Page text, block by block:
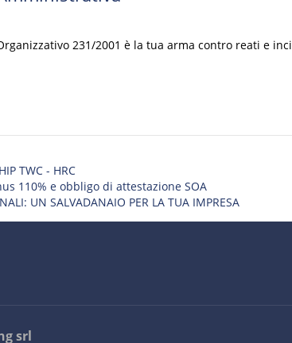
231/2001 è la tua arma contro reati e
TWC - HRC
110% e obbligo di attestazione SOA
UN SALVADANAIO PER LA TUA IMPRESA
srl